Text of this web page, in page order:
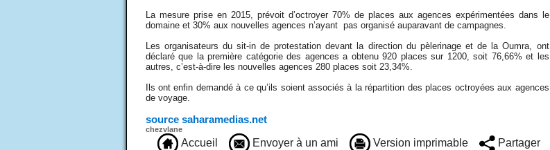
La mesure prise en 2015, prévoit d’octroyer 70% de places aux agences expérimentées dans le
domaine et 30% aux nouvelles agences n’ayant pas organisé auparavant de campagnes.
Les organisateurs du sit-in de protestation devant la direction du pèlerinage et de la Oumra, ont
déclaré que la première catégorie des agences a obtenu 920 places sur 1200, soit 76,66% et les
autres, c’est-à-dire les nouvelles agences 280 places soit 23,34%.
Ils ont enfin demandé à ce qu’ils soient associés à la répartition des places octroyées aux agences
de voyage.
source saharamedias.net
chezvlane
Accueil Envoyer à un ami Version imprimable Partager